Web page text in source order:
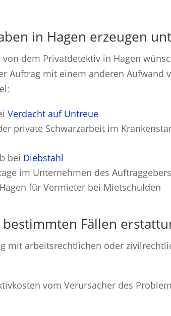
in Hagen erzeugen
von dem Privatdetektiv in Hagen
Auftrag mit einem anderen Aufwand
Verdacht auf Untreue
private Schwarzarbeit im
bei Diebstahl
im Unternehmen des Auftraggebers
für Vermieter bei Mietschulden
Fällen
mit arbeitsrechtlichen oder
vom Verursacher des